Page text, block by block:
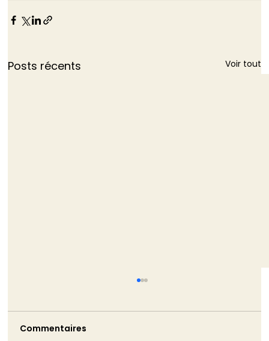
Posts récents Voir tout
Commentaires